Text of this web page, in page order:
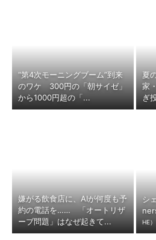
“第4次モーニングブーム”到来
のワケ 300円の「朝サイゼ」
から1000円超の「...
夏
家
ぎ
嫌がる飲食店に、AIが何度も予
約の電話を…… 「オートリザ
ーブ問題」はなぜ起きて...
シ
HE）